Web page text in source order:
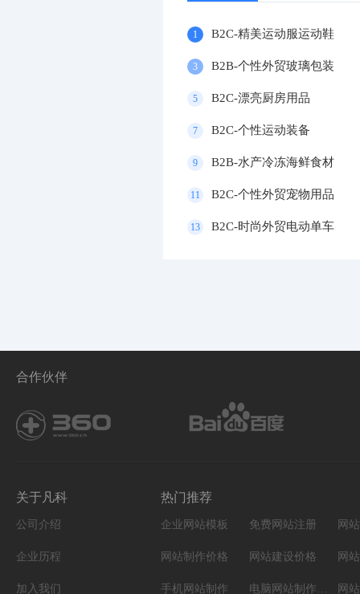
1 B2C-精美运动服运动鞋
3 B2B-个性外贸玻璃包装
5 B2C-漂亮厨房用品
7 B2C-个性运动装备
9 B2B-水产冷冻海鲜食材
11 B2C-个性外贸宠物用品
13 B2C-时尚外贸电动单车
合作伙伴
关于凡科
公司介绍
企业历程
加入我们
热门推荐
企业网站模板 免费网站注册 网
网站制作价格 网站建设价格 网
手机网站制作 电脑网站制作设计 网